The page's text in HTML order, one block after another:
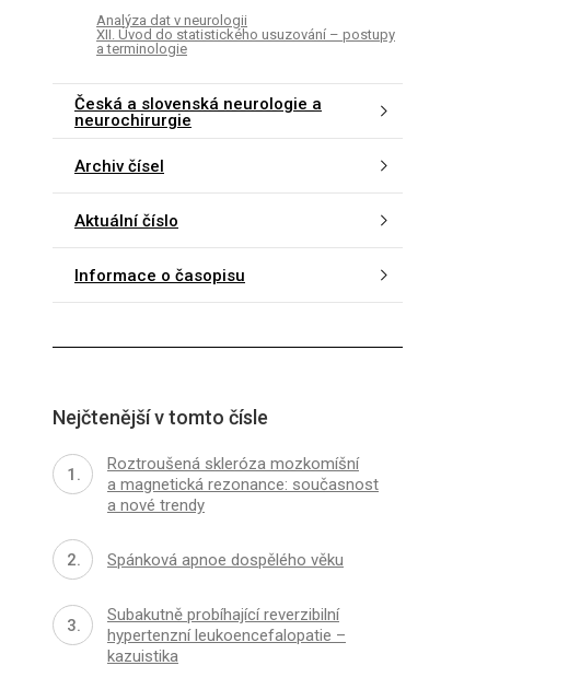
Analýza dat v neurologii
XII. Úvod do statistického usuzování – postupy
a terminologie
Česká a slovenská neurologie a
neurochirurgie
Archiv čísel
Aktuální číslo
Informace o časopisu
Nejčtenější v tomto čísle
Roztroušená skleróza mozkomíšní
a magnetická rezonance: současnost
a nové trendy
Spánková apnoe dospělého věku
Subakutně probíhající reverzibilní
hypertenzní leukoencefalopatie –
kazuistika